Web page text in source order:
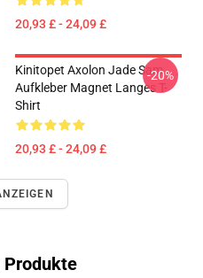
20,93 £ - 24,09 £
Kinitopet Axolon Jade Sam
Aufkleber Magnet Langes T-
Shirt
20,93 £ - 24,09 £
-20%
Produkte